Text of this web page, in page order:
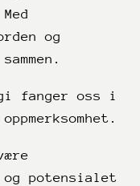
og
fanger oss i
og potensialet